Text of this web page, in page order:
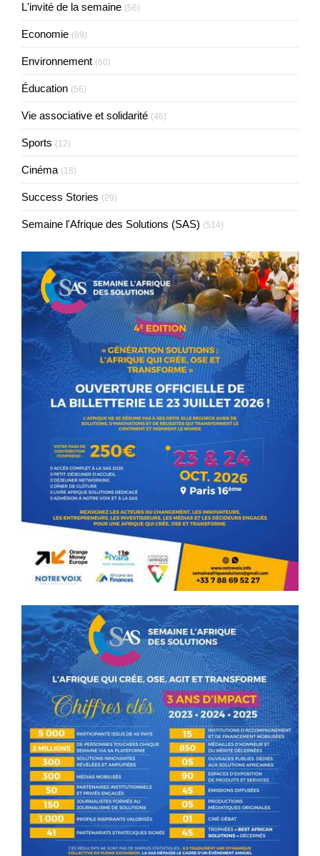
L'invité de la semaine (56)
Economie (89)
Environnement (60)
Éducation (56)
Vie associative et solidarité (46)
Sports (12)
Cinéma (18)
Success Stories (29)
Semaine l'Afrique des Solutions (SAS) (514)